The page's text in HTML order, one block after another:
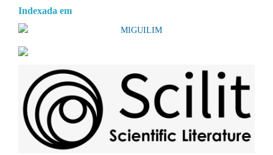
Indexada em